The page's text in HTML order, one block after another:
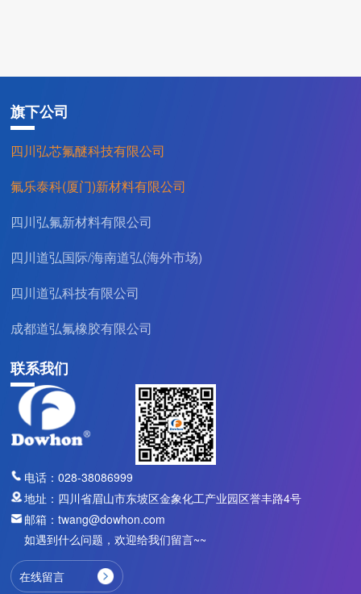
氢化丁腈橡胶
航空航天
石油化工
科技生活
半导体
人力资源
旗下公司
四川弘芯氟醚科技有限公司
氟乐泰科(厦门)新材料有限公司
四川弘氟新材料有限公司
四川道弘国际/海南道弘(海外市场)
四川道弘科技有限公司
成都道弘氟橡胶有限公司
联系我们
电话：028-38086999
地址：四川省眉山市东坡区金象化工产业园区誉丰路4号
邮箱：twang@dowhon.com
如遇到什么问题，欢迎给我们留言~~
在线留言